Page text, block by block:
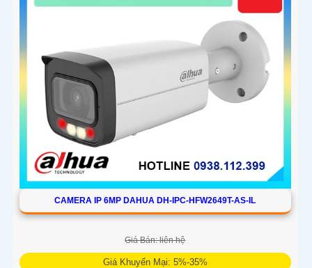
CAMERA IP 6MP DAHUA DH-IPC-HFW2649T-AS-IL
Giá Bán: liên hệ
Giá Khuyến Mại: 5%-35%